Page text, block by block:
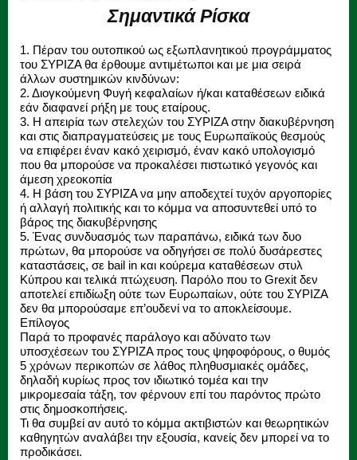
Σημαντικά Ρίσκα
1. Πέραν του ουτοπικού ως εξωπλανητικού προγράμματος
του ΣΥΡΙΖΑ θα έρθουμε αντιμέτωποι και με μια σειρά
άλλων συστημικών κινδύνων:
2. Διογκούμενη Φυγή κεφαλαίων ή/και καταθέσεων ειδικά
εάν διαφανεί ρήξη με τους εταίρους.
3. Η απειρία των στελεχών του ΣΥΡΙΖΑ στην διακυβέρνηση
και στις διαπραγματεύσεις με τους Ευρωπαϊκούς θεσμούς
να επιφέρει έναν κακό χειρισμό, έναν κακό υπολογισμό
που θα μπορούσε να προκαλέσει πιστωτικό γεγονός και
άμεση χρεοκοπία
4. Η βάση του ΣΥΡΙΖΑ να μην αποδεχτεί τυχόν αργοπορίες
ή αλλαγή πολιτικής και το κόμμα να αποσυντεθεί υπό το
βάρος της διακυβέρνησης
5. Ένας συνδυασμός των παραπάνω, ειδικά των δυο
πρώτων, θα μπορούσε να οδηγήσει σε πολύ δυσάρεστες
καταστάσεις, σε bail in και κούρεμα καταθέσεων στυλ
Κύπρου και τελικά πτώχευση. Παρόλο που το Grexit δεν
αποτελεί επιδίωξη ούτε των Ευρωπαίων, ούτε του ΣΥΡΙΖΑ
δεν θα μπορούσαμε επ’ουδενί να το αποκλείσουμε.
Επίλογος
Παρά το προφανές παράλογο και αδύνατο των
υποσχέσεων του ΣΥΡΙΖΑ προς τους ψηφοφόρους, ο θυμός
5 χρόνων περικοπών σε λάθος πληθυσμιακές ομάδες,
δηλαδή κυρίως προς τον ιδιωτικό τομέα και την
μικρομεσαία τάξη, τον φέρνουν επί του παρόντος πρώτο
στις δημοσκοπήσεις.
Τι θα συμβεί αν αυτό το κόμμα ακτιβιστών και θεωρητικών
καθηγητών αναλάβει την εξουσία, κανείς δεν μπορεί να το
προδικάσει.